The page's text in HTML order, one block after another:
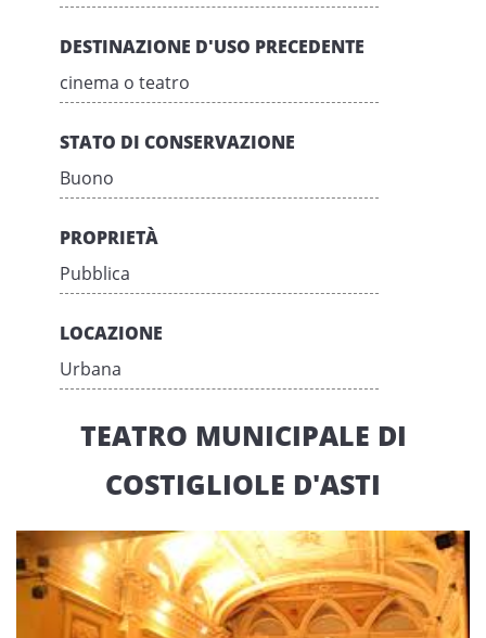
DESTINAZIONE D'USO PRECEDENTE
cinema o teatro
STATO DI CONSERVAZIONE
Buono
PROPRIETÀ
Pubblica
LOCAZIONE
Urbana
TEATRO MUNICIPALE DI
COSTIGLIOLE D'ASTI